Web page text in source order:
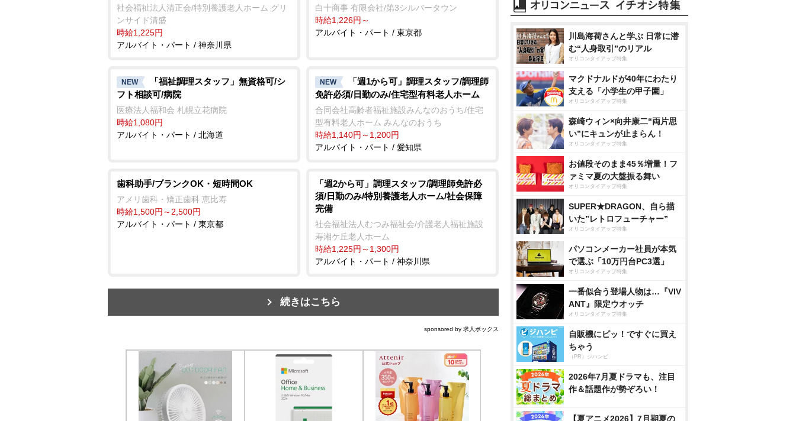
社会福祉法人清正会/特別養護老人ホーム グリ
ンサイド清盛
時給1,225円
アルバイト・パート / 神奈川県
白十商事 有限会社/第3シルバータウン
時給1,226円～
アルバイト・パート / 東京都
NEW
「福祉調理スタッフ」無資格可/シ
フト相談可/病院
医療法人福和会 札幌立花病院
時給1,080円
アルバイト・パート / 北海道
NEW
「週1から可」調理スタッフ/調理師
免許必須/日勤のみ/住宅型有料老人ホーム
合同会社高齢者福祉施設みんなのおうち/住宅
型有料老人ホーム みんなのおうち
時給1,140円～1,200円
アルバイト・パート / 愛知県
歯科助手/ブランクOK・短時間OK
アメリ歯科・矯正歯科 恵比寿
時給1,500円～2,500円
アルバイト・パート / 東京都
「週2から可」調理スタッフ/調理師免許必
須/日勤のみ/特別養護老人ホーム/社会保障
完備
社会福祉法人むつみ福祉会/介護老人福祉施設
寿湘ケ丘老人ホーム
時給1,225円～1,300円
アルバイト・パート / 神奈川県
続きはこちら
sponsored by 求人ボックス
川島海荷さんと学ぶ 日常に潜
む“人身取引”のリアル
オリコンタイアップ特集
マクドナルドが40年にわたり
支える「小学生の甲子園」
オリコンタイアップ特集
森崎ウィン×向井康二“両片思
い”にキュンが止まらん！
オリコンタイアップ特集
お値段そのまま45％増量！フ
ァミマ夏の大盤振る舞い
オリコンタイアップ特集
SUPER★DRAGON、自ら描
いた”レトロフューチャー”
オリコンタイアップ特集
パソコンメーカー社員が本気
で選ぶ「10万円台PC3選」
オリコンタイアップ特集
一番似合う登場人物は…『VIV
ANT』限定ウオッチ
オリコンタイアップ特集
自販機にピッ！ですぐに買え
ちゃう
（PR）ジハンピ
2026年7月夏ドラマも、注目
作＆話題作が勢ぞろい！
【夏アニメ2026】7月期夏の